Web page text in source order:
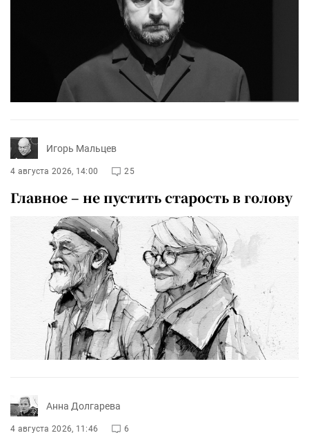
Игорь Мальцев
4 августа 2026, 14:00 25
Главное – не пустить старость в голову
Анна Долгарева
4 августа 2026, 11:46 6